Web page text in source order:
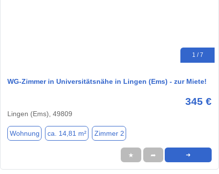
1 / 7
WG-Zimmer in Universitätsnähe in Lingen (Ems) - zur Miete!
345 €
Lingen (Ems), 49809
Wohnung ca. 14,81 m² Zimmer 2
★ ➦ ➜